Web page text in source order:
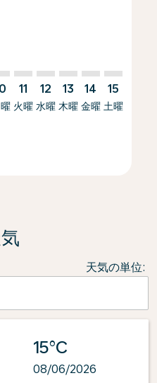
11
火曜
12
水曜
13
木曜
14
金曜
15
土曜
天気の単位:
15°C
08/06/2026